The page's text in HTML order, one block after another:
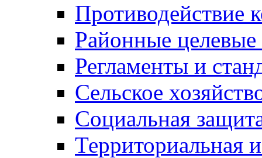
Противодействие
Районные
Регламенты и
Сельское
Социальная
Территориальная